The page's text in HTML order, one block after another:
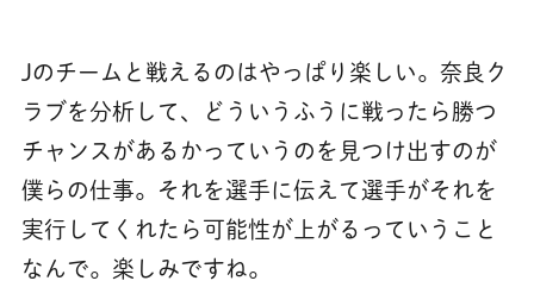
Jのチームと戦えるのはやっぱり楽しい。奈良ク
ラブを分析して、どういうふうに戦ったら勝つ
チャンスがあるかっていうのを見つけ出すのが
僕らの仕事。それを選手に伝えて選手がそれを
実行してくれたら可能性が上がるっていうこと
なんで。楽しみですね。